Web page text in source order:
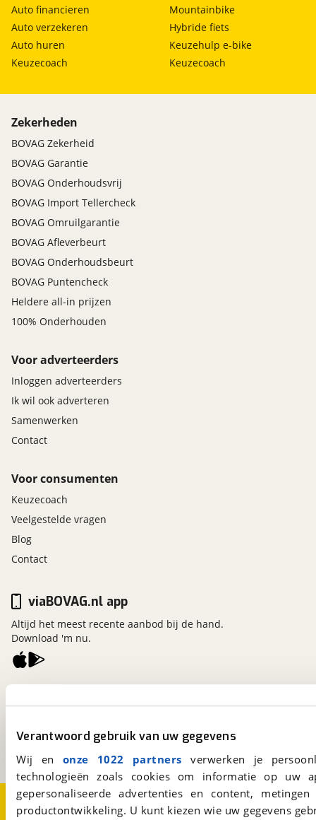
Verantwoord gebruik van uw gegevens
Wij en onze 1022 partners verwerken je
technologieën zoals cookies om informatie op
gepersonaliseerde advertenties en content,
productontwikkeling. U kunt kiezen wie uw gegevens
Auto financieren
Auto verzekeren
Auto huren
Keuzecoach
Mountainbike
Hybride fiets
Keuzehulp e-bike
Keuzecoach
Zekerheden
BOVAG Zekerheid
BOVAG Garantie
BOVAG Onderhoudsvrij
BOVAG Import Tellercheck
BOVAG Omruilgarantie
BOVAG Afleverbeurt
BOVAG Onderhoudsbeurt
BOVAG Puntencheck
Heldere all-in prijzen
100% Onderhouden
Voor adverteerders
Inloggen adverteerders
Ik wil ook adverteren
Samenwerken
Contact
Voor consumenten
Keuzecoach
Veelgestelde vragen
Blog
Contact
Een initiatief van
viaBOVAG.nl app
Altijd het meest recente aanbod bij de hand.
Download 'm nu.
Over viaBOVAG.nlDisclaimer- en Privacyverklaring
CookievoorkeurenVacatures